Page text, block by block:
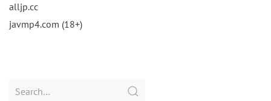
alljp.cc
javmp4.com (18+)
Search